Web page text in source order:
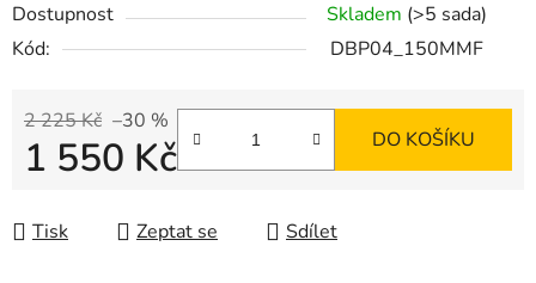
Dostupnost Skladem (>5 sada)
Kód:
DBP04_150MMF
2 225 Kč –30 %
1 550 Kč DO KOŠÍKU
Tisk Zeptat se Sdílet